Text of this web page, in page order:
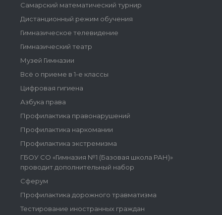
Самарский математический турнир
Дистанционный режим обучения
Гимназическое телевидение
Гимназический театр
Музей Гимназии
Всё о приеме в 1-е классы
Цифровая гигиена
Азбука права
Профилактика правонарушений
Профилактика наркомании
Профилактика экстремизма
ГБОУ СО «Гимназия №1 (Базовая школа РАН)»
проводит дополнительный набор
Сферум
Профилактика дорожного травматизма
Тестирование иностранных граждан